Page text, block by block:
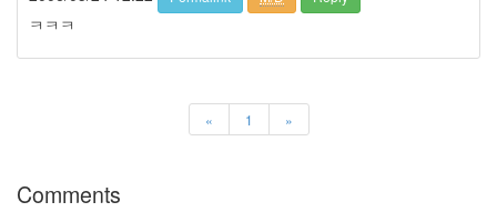
ㅋㅋㅋ
« 1 »
Comments